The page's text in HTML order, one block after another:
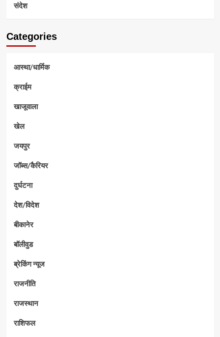
संदेश
Categories
आस्था/धार्मिक
क्राईम
खाजूवाला
खेल
जयपुर
जॉब्स/कैरियर
दुर्घटना
देश/विदेश
बीकानेर
बॉलीवुड
ब्रेकिंग न्यूज
राजनीति
राजस्थान
राशिफल